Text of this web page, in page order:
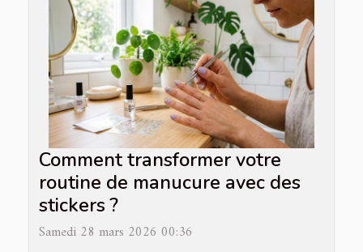
Comment transformer votre
routine de manucure avec des
stickers ?
Samedi 28 mars 2026 00:36